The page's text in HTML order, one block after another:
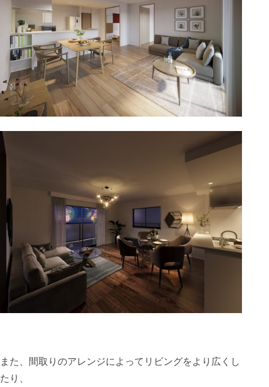
また、間取りのアレンジによってリビングをより広くし
たり、